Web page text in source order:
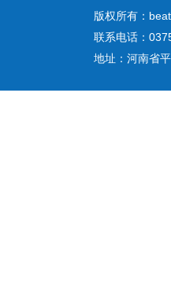
版权所有：
联系电话：
地址：河南省